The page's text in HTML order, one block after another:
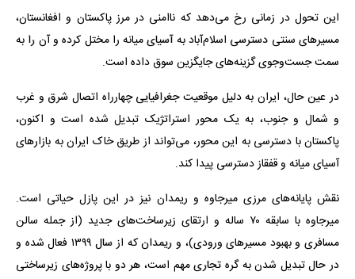
این تحول در زمانی رخ می‌دهد که ناامنی در مرز پاکستان و افغانستان،
مسیرهای سنتی دسترسی اسلام‌آباد به آسیای میانه را مختل کرده و آن را به
سمت جست‌وجوی گزینه‌های جایگزین سوق داده است.
در عین حال، ایران به دلیل موقعیت جغرافیایی چهارراه اتصال شرق و غرب
و شمال و جنوب، به یک محور استراتژیک تبدیل شده است و اکنون،
پاکستان با دسترسی به این محور، می‌تواند از طریق خاک ایران به بازارهای
آسیای میانه و قفقاز دسترسی پیدا کند.
نقش پایانه‌های مرزی میرجاوه و ریمدان نیز در این پازل حیاتی است.
میرجاوه با سابقه ۷۰ ساله و ارتقای زیرساخت‌های جدید (از جمله سالن
مسافری و بهبود مسیرهای ورودی)، و ریمدان که از سال ۱۳۹۹ فعال شده و
در حال تبدیل شدن به گره تجاری مهم است، هر دو با پروژه‌های زیرساختی